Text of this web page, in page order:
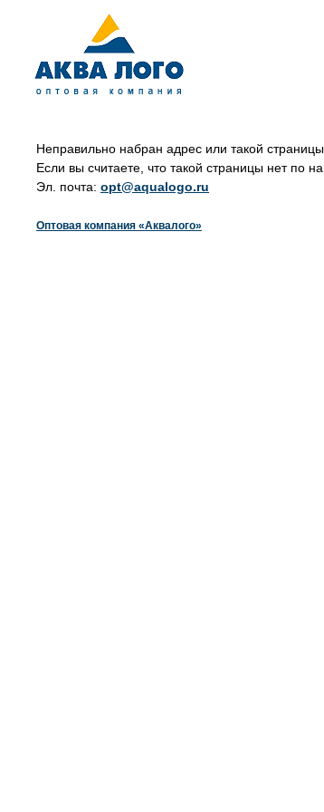
Неправильно набран адрес или такой
Если вы считаете, что такой страницы нет по
Эл. почта: opt@aqualogo.ru
Оптовая компания «Аквалого»